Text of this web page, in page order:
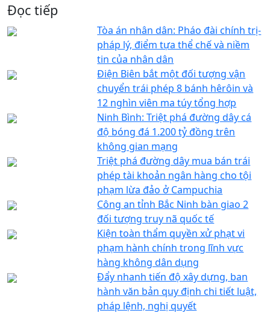
Đọc tiếp
Tòa án nhân dân: Pháo đài chính trị-
pháp lý, điểm tựa thể chế và niềm
tin của nhân dân
Điện Biên bắt một đối tượng vận
chuyển trái phép 8 bánh hêrôin và
12 nghìn viên ma túy tổng hợp
Ninh Bình: Triệt phá đường dây cá
độ bóng đá 1.200 tỷ đồng trên
không gian mạng
Triệt phá đường dây mua bán trái
phép tài khoản ngân hàng cho tội
phạm lừa đảo ở Campuchia
Công an tỉnh Bắc Ninh bàn giao 2
đối tượng truy nã quốc tế
Kiện toàn thẩm quyền xử phạt vi
phạm hành chính trong lĩnh vực
hàng không dân dụng
Đẩy nhanh tiến độ xây dựng, ban
hành văn bản quy định chi tiết luật,
pháp lệnh, nghị quyết